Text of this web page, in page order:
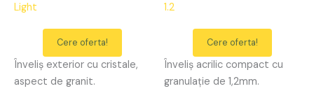
Light
Cere oferta!
Înveliș exterior cu cristale,
aspect de granit.
1.2
Cere oferta!
Înveliș acrilic compact cu
granulație de 1,2mm.